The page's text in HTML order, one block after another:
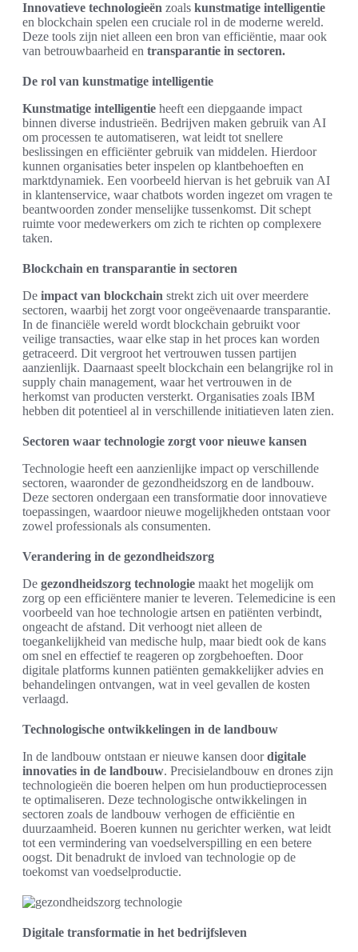
Innovatieve technologieën zoals kunstmatige intelligentie
en blockchain spelen een cruciale rol in de moderne wereld.
Deze tools zijn niet alleen een bron van efficiëntie, maar ook
van betrouwbaarheid en transparantie in sectoren.
De rol van kunstmatige intelligentie
Kunstmatige intelligentie heeft een diepgaande impact
binnen diverse industrieën. Bedrijven maken gebruik van AI
om processen te automatiseren, wat leidt tot snellere
beslissingen en efficiënter gebruik van middelen. Hierdoor
kunnen organisaties beter inspelen op klantbehoeften en
marktdynamiek. Een voorbeeld hiervan is het gebruik van AI
in klantenservice, waar chatbots worden ingezet om vragen te
beantwoorden zonder menselijke tussenkomst. Dit schept
ruimte voor medewerkers om zich te richten op complexere
taken.
Blockchain en transparantie in sectoren
De impact van blockchain strekt zich uit over meerdere
sectoren, waarbij het zorgt voor ongeëvenaarde transparantie.
In de financiële wereld wordt blockchain gebruikt voor
veilige transacties, waar elke stap in het proces kan worden
getraceerd. Dit vergroot het vertrouwen tussen partijen
aanzienlijk. Daarnaast speelt blockchain een belangrijke rol in
supply chain management, waar het vertrouwen in de
herkomst van producten versterkt. Organisaties zoals IBM
hebben dit potentieel al in verschillende initiatieven laten zien.
Sectoren waar technologie zorgt voor nieuwe kansen
Technologie heeft een aanzienlijke impact op verschillende
sectoren, waaronder de gezondheidszorg en de landbouw.
Deze sectoren ondergaan een transformatie door innovatieve
toepassingen, waardoor nieuwe mogelijkheden ontstaan voor
zowel professionals als consumenten.
Verandering in de gezondheidszorg
De gezondheidszorg technologie maakt het mogelijk om
zorg op een efficiëntere manier te leveren. Telemedicine is een
voorbeeld van hoe technologie artsen en patiënten verbindt,
ongeacht de afstand. Dit verhoogt niet alleen de
toegankelijkheid van medische hulp, maar biedt ook de kans
om snel en effectief te reageren op zorgbehoeften. Door
digitale platforms kunnen patiënten gemakkelijker advies en
behandelingen ontvangen, wat in veel gevallen de kosten
verlaagd.
Technologische ontwikkelingen in de landbouw
In de landbouw ontstaan er nieuwe kansen doordigitale
innovaties in de landbouw. Precisielandbouw en drones zijn
technologieën die boeren helpen om hun productieprocessen
te optimaliseren. Deze technologische ontwikkelingen in
sectoren zoals de landbouw verhogen de efficiëntie en
duurzaamheid. Boeren kunnen nu gerichter werken, wat leidt
tot een vermindering van voedselverspilling en een betere
oogst. Dit benadrukt de invloed van technologie op de
toekomst van voedselproductie.
Digitale transformatie in het bedrijfsleven